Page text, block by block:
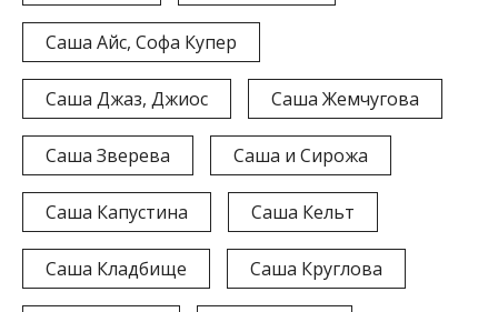
Саша Айс, Софа Купер
Саша Джаз, Джиос Саша Жемчугова
Саша Зверева Саша и Сирожа
Саша Капустина Саша Кельт
Саша Кладбище Саша Круглова